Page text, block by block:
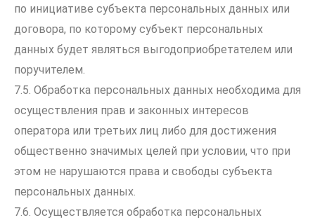
по инициативе субъекта персональных данных или
договора, по которому субъект персональных
данных будет являться выгодоприобретателем или
поручителем.
7.5. Обработка персональных данных необходима для
осуществления прав и законных интересов
оператора или третьих лиц либо для достижения
общественно значимых целей при условии, что при
этом не нарушаются права и свободы субъекта
персональных данных.
7.6. Осуществляется обработка персональных